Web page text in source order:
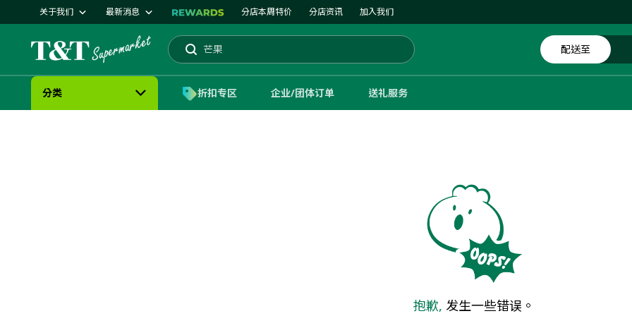
关于我们 最新消息 分店本周特价 分店资讯 加入我们
大统华
芒果
搜索 配送至
分类 折扣专区 企业/团体订单 送礼服务
抱歉, 发生一些错误。